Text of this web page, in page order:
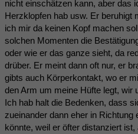
nicht einschätzen kann, aber das
Herzklopfen hab usw. Er beruhigt
ich mir da keinen Kopf machen
solchen Momenten die
oder wie er das ganze sieht, da
drüber. Er meint dann oft nur, er
gibts auch Körperkontakt, wo er
den Arm um meine Hüfte legt, wir
Ich hab halt die Bedenken, dass
zueinander dann eher in
könnte, weil er öfter distanziert